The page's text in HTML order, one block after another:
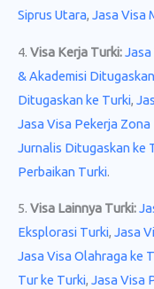
Siprus Utara, Jasa Visa
4. Visa Kerja Turki:
& Akademisi
Ditugaskan ke Turki,
Jasa Visa Pekerja
Jurnalis Ditugaskan ke
Perbaikan Turki.
5. Visa Lainnya Turki:
Eksplorasi Turki, Jasa
Jasa Visa Olahraga ke
Tur ke Turki, Jasa Visa